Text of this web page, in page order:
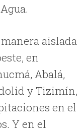
aislada
en
Abalá,
y Tizimín,
en el
Y en el